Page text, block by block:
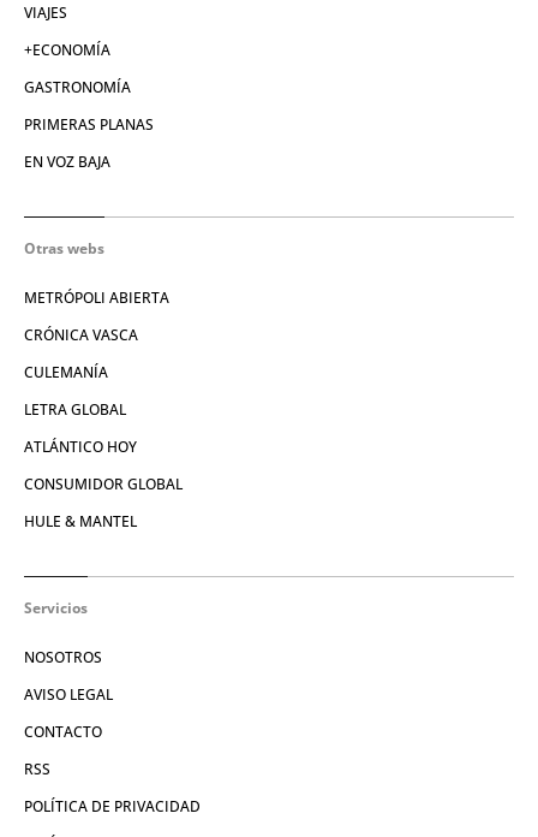
VIAJES
+ECONOMÍA
GASTRONOMÍA
PRIMERAS PLANAS
EN VOZ BAJA
Otras webs
METRÓPOLI ABIERTA
CRÓNICA VASCA
CULEMANÍA
LETRA GLOBAL
ATLÁNTICO HOY
CONSUMIDOR GLOBAL
HULE & MANTEL
Servicios
NOSOTROS
AVISO LEGAL
CONTACTO
RSS
POLÍTICA DE PRIVACIDAD